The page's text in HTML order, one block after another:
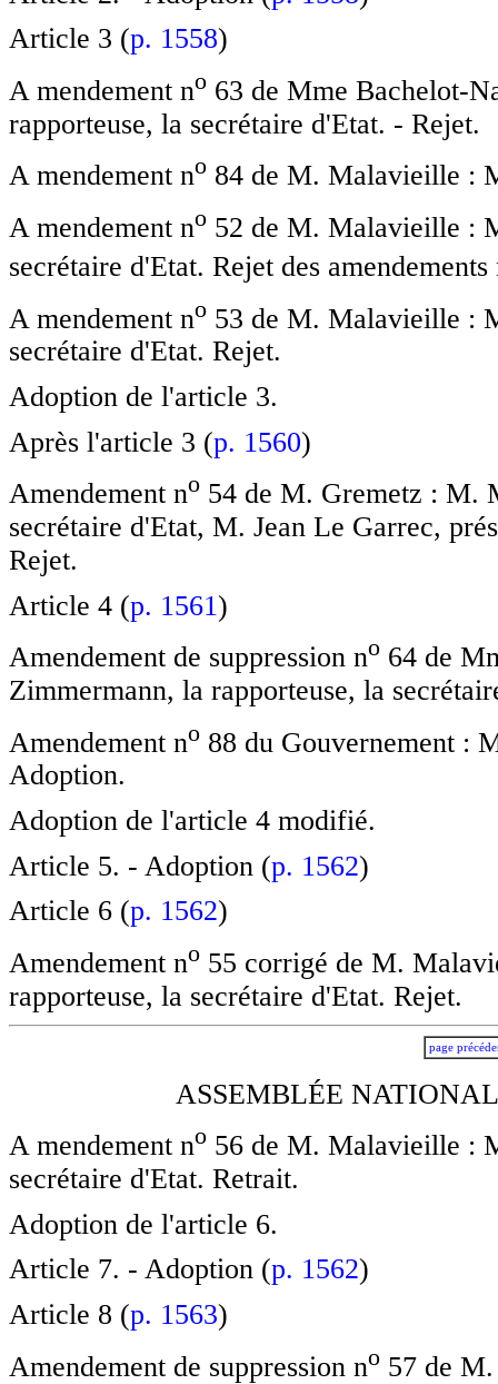
Article 3 (p. 1558)
A mendement no 63 de Mme Bachelot-
rapporteuse, la secrétaire d'Etat. - Rejet.
A mendement no 84 de M. Malavieille :
A mendement no 52 de M. Malavieille :
secrétaire d'Etat. Rejet des amendements
A mendement no 53 de M. Malavieille :
secrétaire d'Etat. Rejet.
Adoption de l'article 3.
Après l'article 3 (p. 1560)
Amendement no 54 de M. Gremetz : M.
secrétaire d'Etat, M. Jean Le Garrec,
Rejet.
Article 4 (p. 1561)
Amendement de suppression no 64 de
Zimmermann, la rapporteuse, la
Amendement no 88 du Gouvernement :
Adoption.
Adoption de l'article 4 modifié.
Article 5. - Adoption (p. 1562)
Article 6 (p. 1562)
Amendement no 55 corrigé de M.
rapporteuse, la secrétaire d'Etat. Rejet.
page
ASSEMBLÉE
A mendement no 56 de M. Malavieille :
secrétaire d'Etat. Retrait.
Adoption de l'article 6.
Article 7. - Adoption (p. 1562)
Article 8 (p. 1563)
Amendement de suppression no 57 de